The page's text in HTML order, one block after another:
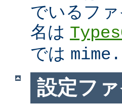
でいるフ
名は
では
設定フ